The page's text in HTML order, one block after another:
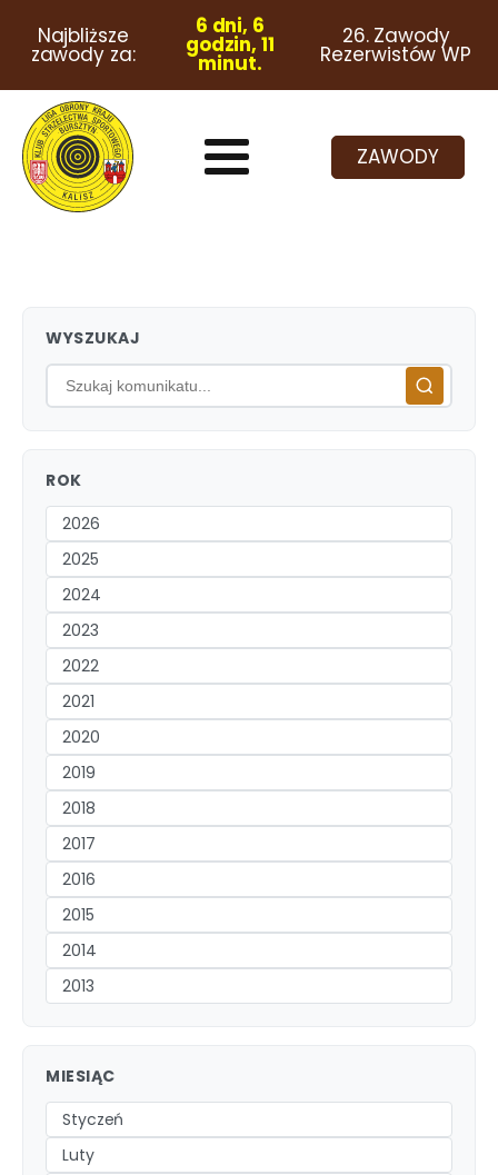
Najbliższe
zawody za:
6 dni, 6
godzin, 11
minut.
26. Zawody
Rezerwistów WP
ZAWODY
WYSZUKAJ
ROK
2026
2025
2024
2023
2022
2021
2020
2019
2018
2017
2016
2015
2014
2013
MIESIĄC
Styczeń
Luty